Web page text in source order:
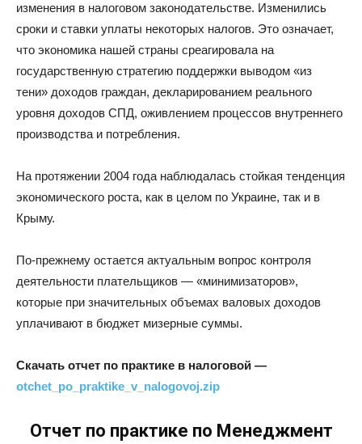
изменения в налоговом законодательстве. Изменились
сроки и ставки уплаты некоторых налогов. Это означает,
что экономика нашей страны среагировала на
государственную стратегию поддержки выводом «из
тени» доходов граждан, декларированием реального
уровня доходов СПД, оживлением процессов внутреннего
производства и потребления.
На протяжении 2004 года наблюдалась стойкая тенденция
экономического роста, как в целом по Украине, так и в
Крыму.
По-прежнему остается актуальным вопрос контроля
деятельности плательщиков — «минимизаторов»,
которые при значительных объемах валовых доходов
уплачивают в бюджет мизерные суммы.
Скачать отчет по практике в налоговой —
otchet_po_praktike_v_nalogovoj.zip
Отчет по практике по Менеджмент